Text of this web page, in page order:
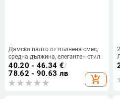
Дамско палто от вълнена смес,
средна дължина, елегантен стил
40.20 - 46.34 €/
78.62 - 90.63 лв
add_shopping_cart